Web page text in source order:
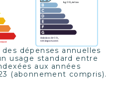
dépenses annuelles
usage standard entre
aux années
(abonnement compris).